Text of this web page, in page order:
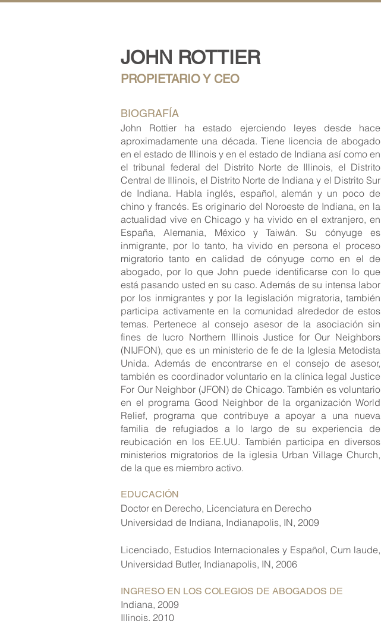
JOHN ROTTIER
PROPIETARIO Y CEO
BIOGRAFÍA
John Rottier ha estado ejerciendo leyes desde hace
aproximadamente una década. Tiene licencia de abogado
en el estado de Illinois y en el estado de Indiana así como en
el tribunal federal del Distrito Norte de Illinois, el Distrito
Central de Illinois, el Distrito Norte de Indiana y el Distrito Sur
de Indiana. Habla inglés, español, alemán y un poco de
chino y francés. Es originario del Noroeste de Indiana, en la
actualidad vive en Chicago y ha vivido en el extranjero, en
España, Alemania, México y Taiwán. Su cónyuge es
inmigrante, por lo tanto, ha vivido en persona el proceso
migratorio tanto en calidad de cónyuge como en el de
abogado, por lo que John puede identificarse con lo que
está pasando usted en su caso. Además de su intensa labor
por los inmigrantes y por la legislación migratoria, también
participa activamente en la comunidad alrededor de estos
temas. Pertenece al consejo asesor de la asociación sin
fines de lucro Northern Illinois Justice for Our Neighbors
(NIJFON), que es un ministerio de fe de la Iglesia Metodista
Unida. Además de encontrarse en el consejo de asesor,
también es coordinador voluntario en la clínica legal Justice
For Our Neighbor (JFON) de Chicago. También es voluntario
en el programa Good Neighbor de la organización World
Relief, programa que contribuye a apoyar a una nueva
familia de refugiados a lo largo de su experiencia de
reubicación en los EE.UU. También participa en diversos
ministerios migratorios de la iglesia Urban Village Church,
de la que es miembro activo.
EDUCACIÓN
Doctor en Derecho, Licenciatura en Derecho
Universidad de Indiana, Indianapolis, IN, 2009
Licenciado, Estudios Internacionales y Español, Cum laude,
Universidad Butler, Indianapolis, IN, 2006
INGRESO EN LOS COLEGIOS DE ABOGADOS DE
Indiana, 2009
Illinois, 2010